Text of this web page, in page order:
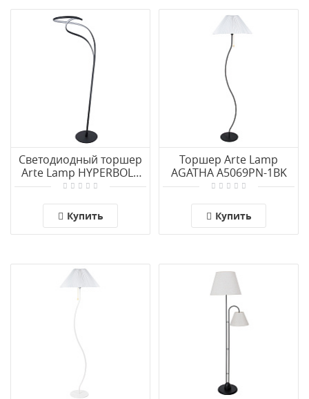
Светодиодный торшер
Arte Lamp HYPERBOLA
A1987PN-28BK
Купить
Торшер Arte Lamp
AGATHA A5069PN-1BK
Купить